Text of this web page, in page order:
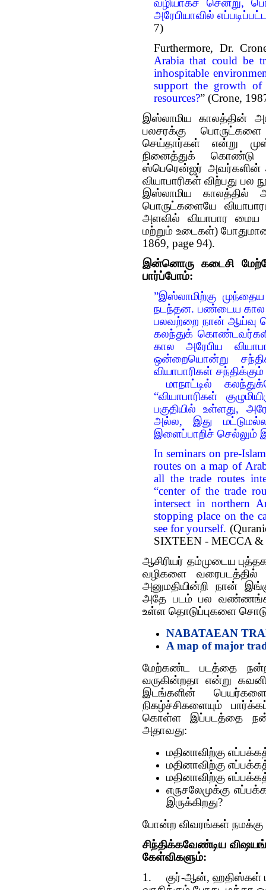
வழியாகச் சென்று,
அரேபியாவில்
7)
Furthermore, Dr.
Arabia that could be
inhospitable
support the growth
resources?” (Crone,
இஸ்லாமிய காலத்தின்
பலசரக்கு
செய்தார்கள் என்று
நினைத்துக் கொண்டு
ஸ்பெரென்ஜர் அவர்களின்
வியாபாரிகள் விற்பது பல
இஸ்லாமிய
பொருட்களையே
அளவில் வியாபார
மற்றும் உடைகள்)
1869, page 94).
இன்னொரு கடைசி
பார்ப்போம்:
”இஸ்லாமிற்கு
நடந்தன. பண்டைய கால
பலவற்றை நான் ஆய்வு
கலந்துக்
கால அரேபிய
ஒன்றையொன்று
வியாபாரிகள்
மாநாட்டில்
“வியாபாரிகள்
பகுதியில் உள்ளது,
அல்ல, இது
இளைப்பாறிச்
In seminars on pre-
routes on a map of
all the trade routes
“center of the trade
intersect in northern
stopping place on the
see for yourself.
SIXTEEN - MECCA
ஆசிரியர் தம்முடைய
வழிகளை
அனுமதியின்றி நான்
அதே படம் பல
உள்ள தொடுப்புகளை
NABATAEAN
A map of major
மேற்கண்ட படத்தை
வருகின்றதா என்று
இடங்களின்
நிகழ்ச்சிகளையும்
கொள்ள இப்படத்தை
அதாவது:
மதினாவிற்கு
மதினாவிற்கு
மதினாவிற்கு
எருசலேமுக்கு
இருக்கிறது?
போன்ற விவரங்கள் நமக்கு
சிந்திக்கவேண்டிய
கேள்விகளும்:
1.
குர்-ஆன், ஹதிஸ்கள்